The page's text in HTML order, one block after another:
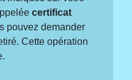
certificat
pouvez demander
Cette opération